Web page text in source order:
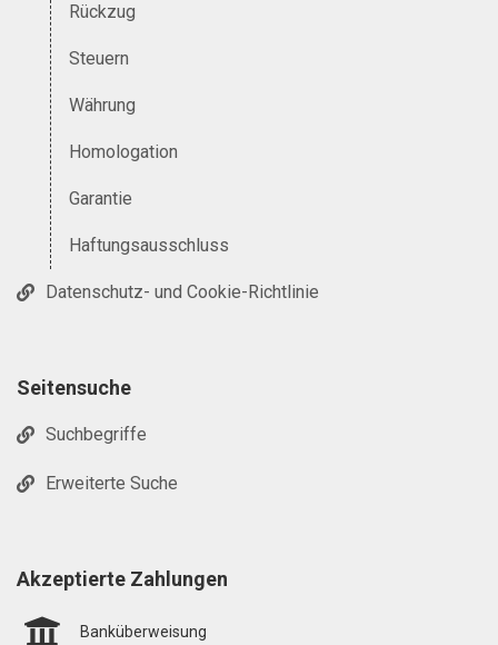
Rückzug
Steuern
Währung
Homologation
Garantie
Haftungsausschluss
Datenschutz- und Cookie-Richtlinie
Seitensuche
Suchbegriffe
Erweiterte Suche
Akzeptierte Zahlungen
Banküberweisung